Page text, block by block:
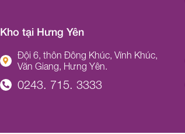
Kho tại Hưng Yên
Đội 6, thôn Đông Khúc, Vĩnh Khúc,
Văn Giang, Hưng Yên.
0243. 715. 3333